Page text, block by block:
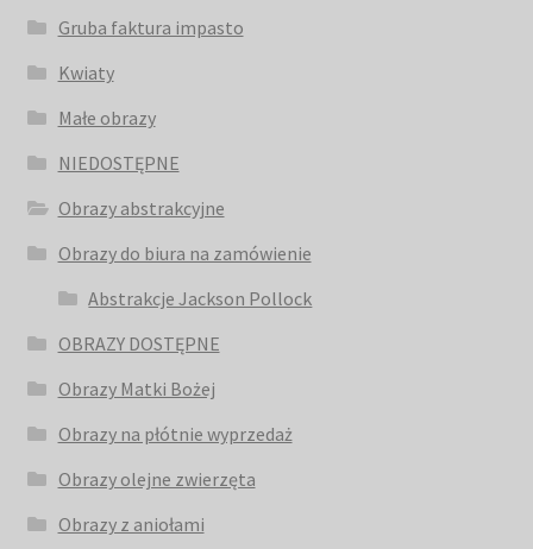
Gruba faktura impasto
Kwiaty
Małe obrazy
NIEDOSTĘPNE
Obrazy abstrakcyjne
Obrazy do biura na zamówienie
Abstrakcje Jackson Pollock
OBRAZY DOSTĘPNE
Obrazy Matki Bożej
Obrazy na płótnie wyprzedaż
Obrazy olejne zwierzęta
Obrazy z aniołami